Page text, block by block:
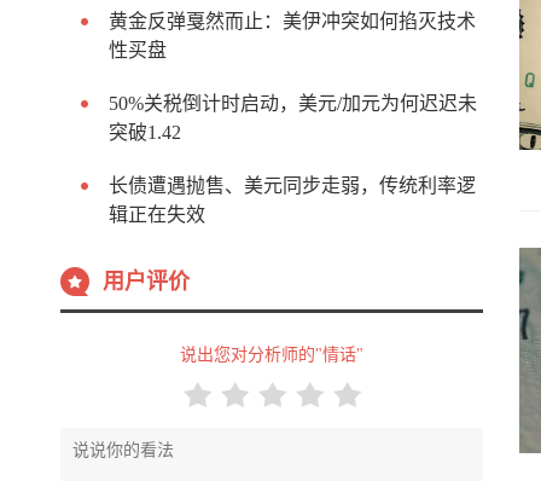
黄金反弹戛然而止：美伊冲突如何掐灭技术
性买盘
50%关税倒计时启动，美元/加元为何迟迟未
突破1.42
长债遭遇抛售、美元同步走弱，传统利率逻
辑正在失效
用户评价
说出您对分析师的"情话"